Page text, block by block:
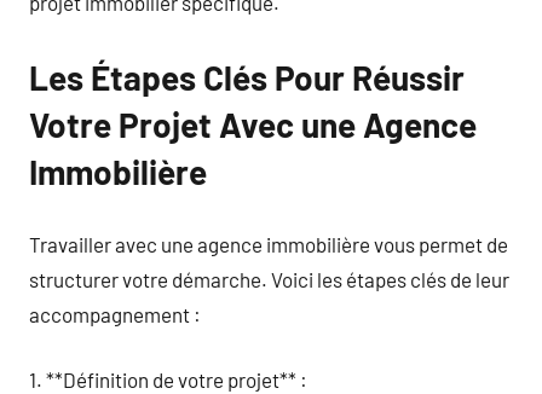
Les Étapes Clés Pour Réussir
Votre Projet Avec une Agence
Immobilière
Travailler avec une agence immobilière vous permet de
structurer votre démarche. Voici les étapes clés de leur
accompagnement :
1. **Définition de votre projet** :